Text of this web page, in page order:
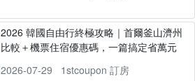
2026 韓國自由行終極攻略｜首爾釜山濟州
比較＋機票住宿優惠碼，一篇搞定省萬元
2026-07-29
1stcoupon 訂房